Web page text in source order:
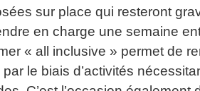
sur place qui resteront
en charge une semaine
« all inclusive » permet de
le biais d’activités